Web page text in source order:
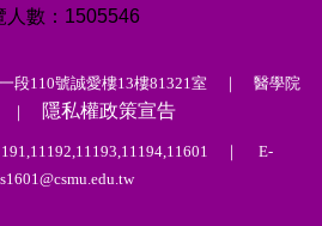
1505546
一段110號誠愛樓13樓81321室 ｜ 醫學院
｜
隱私權政策宣告
｜ E-